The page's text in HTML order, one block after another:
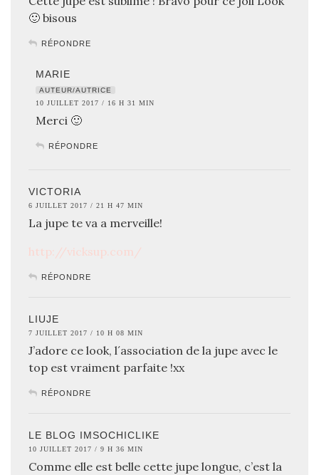
🙂 bisous
RÉPONDRE
MARIE
AUTEUR/AUTRICE
10 JUILLET 2017 / 16 H 31 MIN
Merci 🙂
RÉPONDRE
VICTORIA
6 JUILLET 2017 / 21 H 47 MIN
La jupe te va a merveille!
http://vicksup.com/
RÉPONDRE
LIUJE
7 JUILLET 2017 / 10 H 08 MIN
J’adore ce look, l´association de la jupe avec le
top est vraiment parfaite !xx
RÉPONDRE
LE BLOG IMSOCHICLIKE
10 JUILLET 2017 / 9 H 36 MIN
Comme elle est belle cette jupe longue, c’est la